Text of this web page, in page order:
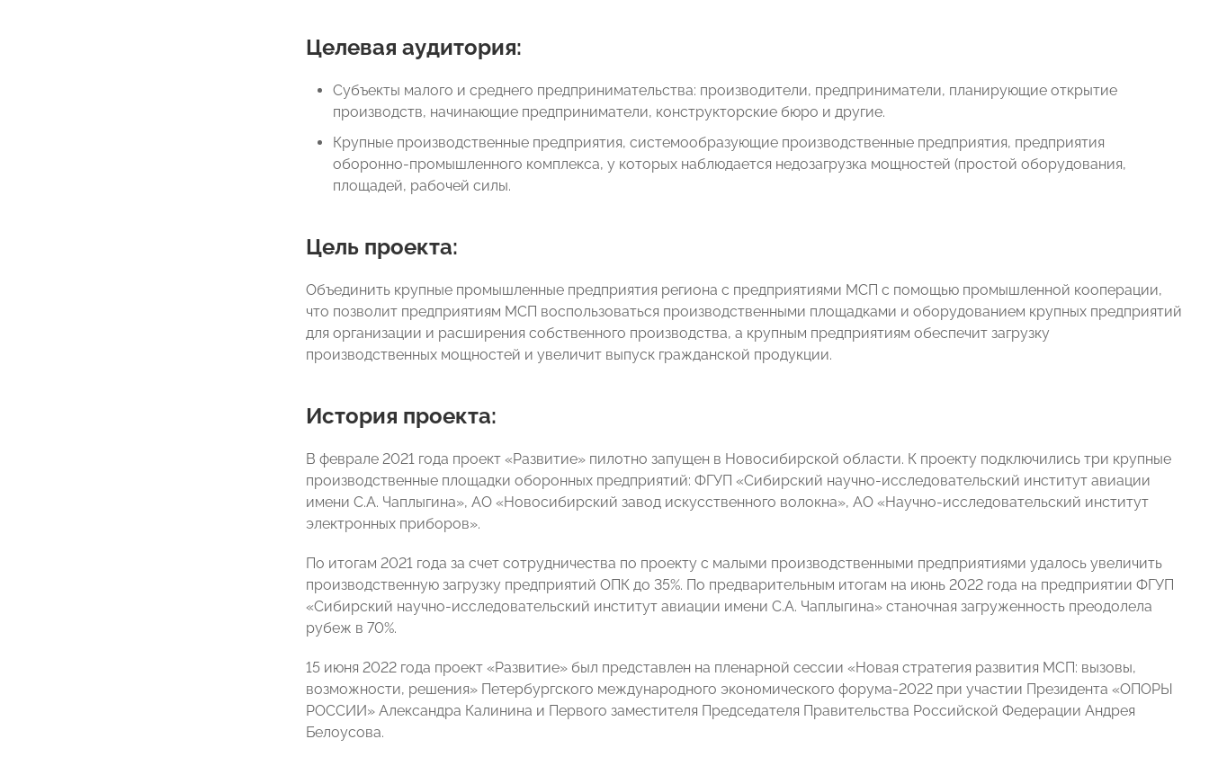
Целевая аудитория:
Субъекты малого и среднего предпринимательства: производители, предприниматели, планирующие открытие
производств, начинающие предприниматели, конструкторские бюро и другие.
Крупные производственные предприятия, системообразующие производственные предприятия, предприятия
оборонно-промышленного комплекса, у которых наблюдается недозагрузка мощностей (простой оборудования,
площадей, рабочей силы.
Цель проекта:
Объединить крупные промышленные предприятия региона с предприятиями МСП с помощью промышленной кооперации,
что позволит предприятиям МСП воспользоваться производственными площадками и оборудованием крупных предприятий
для организации и расширения собственного производства, а крупным предприятиям обеспечит загрузку
производственных мощностей и увеличит выпуск гражданской продукции.
История проекта:
В феврале 2021 года проект «Развитие» пилотно запущен в Новосибирской области. К проекту подключились три крупные
производственные площадки оборонных предприятий: ФГУП «Сибирский научно-исследовательский институт авиации
имени С.А. Чаплыгина», АО «Новосибирский завод искусственного волокна», АО «Научно-исследовательский институт
электронных приборов».
По итогам 2021 года за счет сотрудничества по проекту с малыми производственными предприятиями удалось увеличить
производственную загрузку предприятий ОПК до 35%. По предварительным итогам на июнь 2022 года на предприятии ФГУП
«Сибирский научно-исследовательский институт авиации имени С.А. Чаплыгина» станочная загруженность преодолела
рубеж в 70%.
15 июня 2022 года проект «Развитие» был представлен на пленарной сессии «Новая стратегия развития МСП: вызовы,
возможности, решения» Петербургского международного экономического форума-2022 при участии Президента «ОПОРЫ
РОССИИ» Александра Калинина и Первого заместителя Председателя Правительства Российской Федерации Андрея
Белоусова.